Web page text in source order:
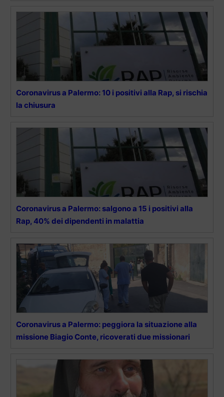
Coronavirus a Palermo: 10 i positivi alla Rap, si rischia
la chiusura
Coronavirus a Palermo: salgono a 15 i positivi alla
Rap, 40% dei dipendenti in malattia
Coronavirus a Palermo: peggiora la situazione alla
missione Biagio Conte, ricoverati due missionari